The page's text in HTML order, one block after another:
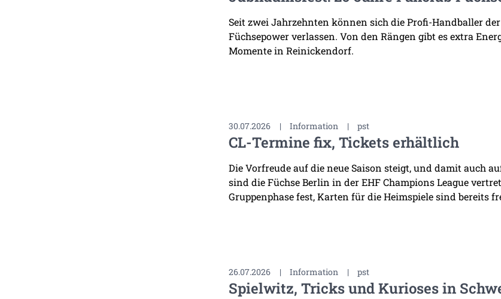
Seit zwei Jahrzehnten können sich die Profi-Handballer
Füchsepower verlassen. Von den Rängen gibt es extra
Momente in Reinickendorf.
30.07.2026 | Information | pst
CL-Termine fix, Tickets erhältlich
Die Vorfreude auf die neue Saison steigt, und damit auch
sind die Füchse Berlin in der EHF Champions League
Gruppenphase fest, Karten für die Heimspiele sind bereits
26.07.2026 | Information | pst
Spielwitz, Tricks und Kurioses in